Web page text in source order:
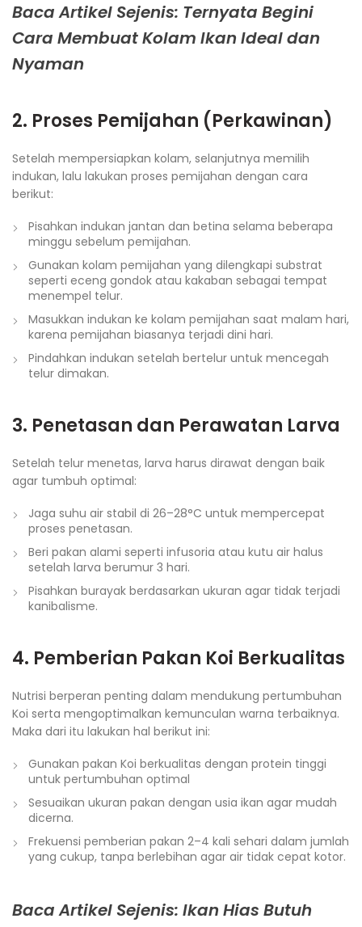
Baca Artikel Sejenis: Ternyata Begini
Cara Membuat Kolam Ikan Ideal dan
Nyaman
2. Proses Pemijahan (Perkawinan)
Setelah mempersiapkan kolam, selanjutnya memilih
indukan, lalu lakukan proses pemijahan dengan cara
berikut:
Pisahkan indukan jantan dan betina selama beberapa
minggu sebelum pemijahan.
Gunakan kolam pemijahan yang dilengkapi substrat
seperti eceng gondok atau kakaban sebagai tempat
menempel telur.
Masukkan indukan ke kolam pemijahan saat malam hari,
karena pemijahan biasanya terjadi dini hari.
Pindahkan indukan setelah bertelur untuk mencegah
telur dimakan.
3. Penetasan dan Perawatan Larva
Setelah telur menetas, larva harus dirawat dengan baik
agar tumbuh optimal:
Jaga suhu air stabil di 26–28°C untuk mempercepat
proses penetasan.
Beri pakan alami seperti infusoria atau kutu air halus
setelah larva berumur 3 hari.
Pisahkan burayak berdasarkan ukuran agar tidak terjadi
kanibalisme.
4. Pemberian Pakan Koi Berkualitas
Nutrisi berperan penting dalam mendukung pertumbuhan
Koi serta mengoptimalkan kemunculan warna terbaiknya.
Maka dari itu lakukan hal berikut ini:
Gunakan pakan Koi berkualitas dengan protein tinggi
untuk pertumbuhan optimal
Sesuaikan ukuran pakan dengan usia ikan agar mudah
dicerna.
Frekuensi pemberian pakan 2–4 kali sehari dalam jumlah
yang cukup, tanpa berlebihan agar air tidak cepat kotor.
Baca Artikel Sejenis: Ikan Hias Butuh